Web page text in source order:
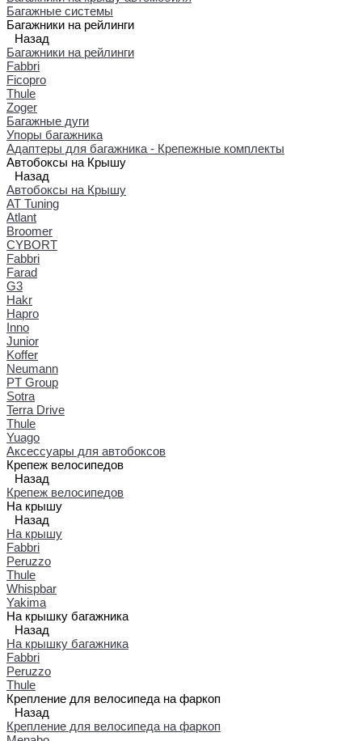
Багажные системы
Багажники на рейлинги
Назад
Багажники на рейлинги
Fabbri
Ficopro
Thule
Zoger
Багажные дуги
Упоры багажника
Адаптеры для багажника - Крепежные комплекты
Автобоксы на Крышу
Назад
Автобоксы на Крышу
AT Tuning
Atlant
Broomer
CYBORT
Fabbri
Farad
G3
Hakr
Hapro
Inno
Junior
Koffer
Neumann
PT Group
Sotra
Terra Drive
Thule
Yuago
Аксессуары для автобоксов
Крепеж велосипедов
Назад
Крепеж велосипедов
На крышу
Назад
На крышу
Fabbri
Peruzzo
Thule
Whispbar
Yakima
На крышку багажника
Назад
На крышку багажника
Fabbri
Peruzzo
Thule
Крепление для велосипеда на фаркоп
Назад
Крепление для велосипеда на фаркоп